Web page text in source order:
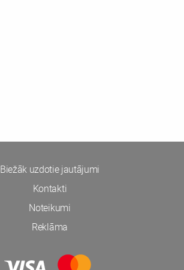
Biežāk uzdotie jautājumi
Kontakti
Noteikumi
Reklāma